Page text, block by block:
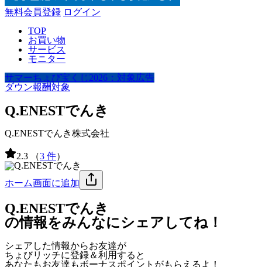
無料会員登録 ログイン
TOP
お買い物
サービス
モニター
サマーちょび宝くじ2026：対象広告
ダウン報酬対象
Q.ENESTでんき
Q.ENESTでんき株式会社
2.3 （3 件）
ホーム画面に追加
Q.ENESTでんき
の情報をみんなにシェアしてね！
シェアした情報からお友達が
ちょびリッチに登録＆利用すると
あなたもお友達もボーナスポイント がもらえるよ！